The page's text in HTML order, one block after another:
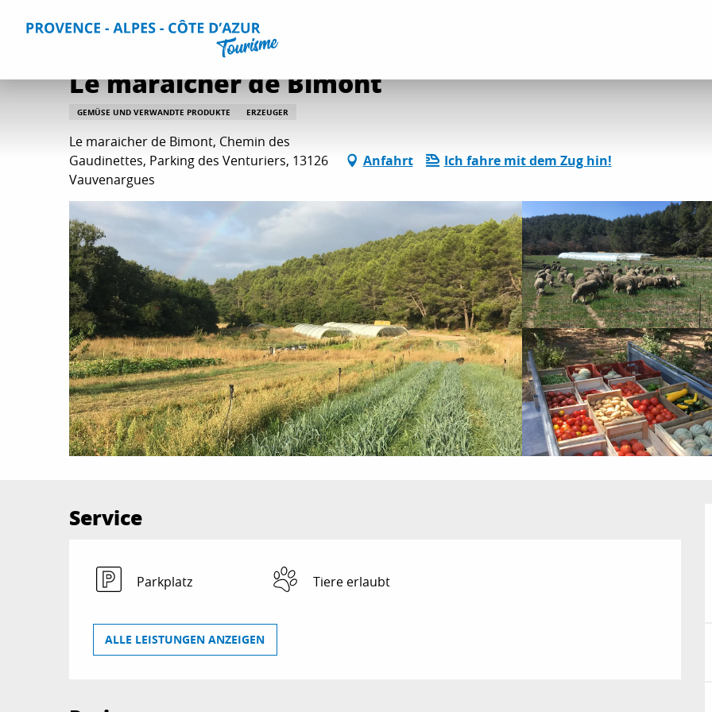
Home Aktivitäten Wein und Gastronomie
Le maraicher de Bimont
GEMÜSE UND VERWANDTE PRODUKTE ERZEUGER
Le maraicher de Bimont, Chemin des
Gaudinettes, Parking des Venturiers, 13126
Vauvenargues
Anfahrt Ich fahre mit dem Zug hin!
Service
Parkplatz Tiere erlaubt
ALLE LEISTUNGEN ANZEIGEN